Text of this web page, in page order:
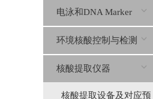
电泳和DNA Marker
环境核酸控制与检测
核酸提取仪器
核酸提取设备及对应预